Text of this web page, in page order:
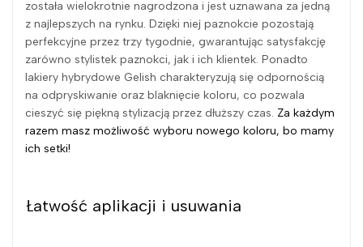
została wielokrotnie nagrodzona i jest uznawana za jedną
z najlepszych na rynku. Dzięki niej paznokcie pozostają
perfekcyjne przez trzy tygodnie, gwarantując satysfakcję
zarówno stylistek paznokci, jak i ich klientek. Ponadto
lakiery hybrydowe Gelish charakteryzują się odpornością
na odpryskiwanie oraz blaknięcie koloru, co pozwala
cieszyć się piękną stylizacją przez dłuższy czas. Za każdym
razem masz możliwość wyboru nowego koloru, bo mamy
ich setki!
Łatwość aplikacji i usuwania